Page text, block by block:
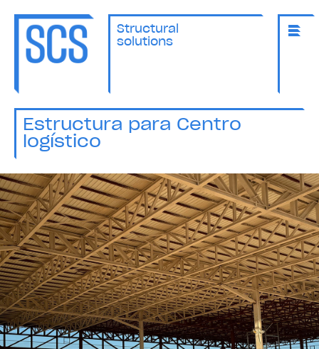
Structural
solutions
Estructura para Centro
logístico